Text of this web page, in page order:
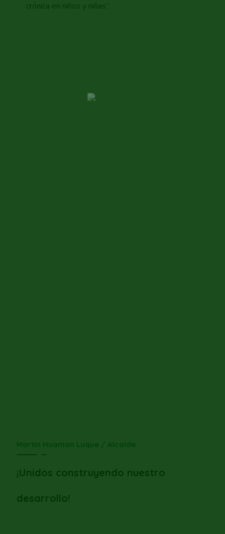
crónica en niños y niñas”.
Martín Huaman Luque / Alcalde
¡Unidos construyendo nuestro
desarrollo!